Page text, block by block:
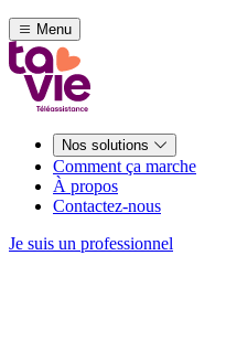
Menu
Nos solutions
Comment ça marche
À propos
Contactez-nous
Je suis un professionnel